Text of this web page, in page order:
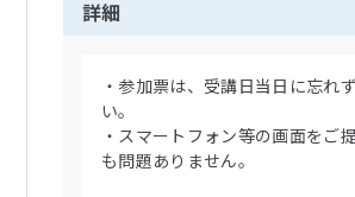
詳細
・参加票は、受講日当日に忘れ
い。
・スマートフォン等の画面をご
も問題ありません。